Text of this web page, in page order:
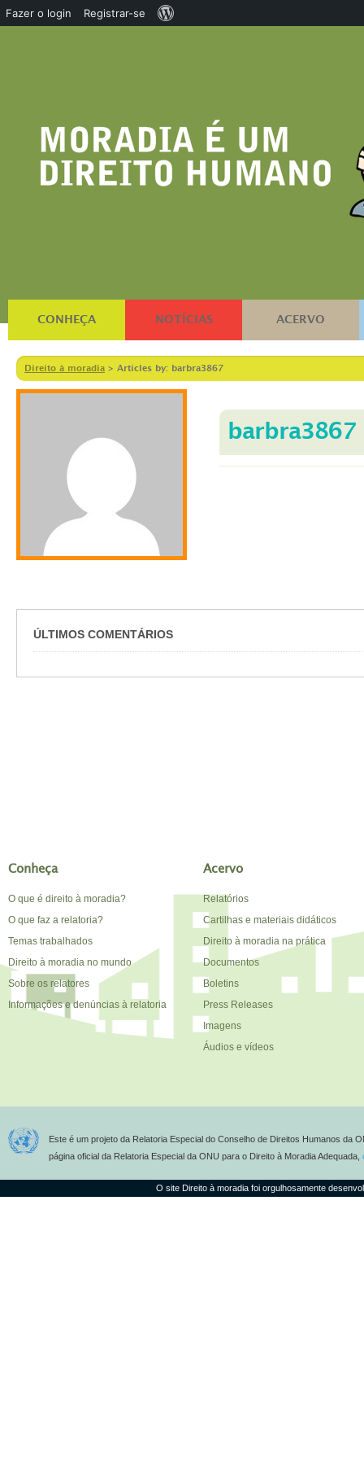
CONHEÇA NOTÍCIAS ACERVO
Direito à moradia > Articles by: barbra3867
barbra3867
ÚLTIMOS COMENTÁRIOS
Conheça
O que é direito à moradia?
O que faz a relatoria?
Temas trabalhados
Direito à moradia no mundo
Sobre os relatores
Informações e denúncias à relatoria
Acervo
Relatórios
Cartilhas e materiais didáticos
Direito à moradia na prática
Documentos
Boletins
Press Releases
Imagens
Áudios e vídeos
Este é um projeto da Relatoria Especial do Conselho de Direitos Humanos da
página oficial da Relatoria Especial da ONU para o Direito à Moradia Adequada,
O site Direito à moradia foi orgulhosamente
Fazer o login Registrar-se